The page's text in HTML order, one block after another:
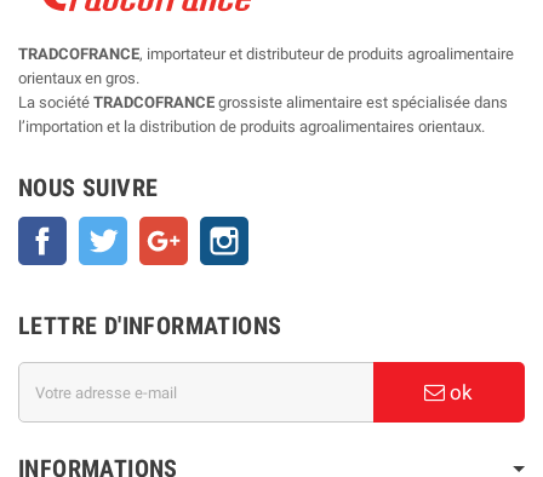
TRADCOFRANCE, importateur et distributeur de produits agroalimentaire
orientaux en gros.
La société TRADCOFRANCE grossiste alimentaire est spécialisée dans
l’importation et la distribution de produits agroalimentaires orientaux.
NOUS SUIVRE
Facebook Twitter Google+
LETTRE D'INFORMATIONS
ok
INFORMATIONS